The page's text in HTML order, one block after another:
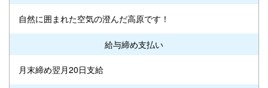
自然に囲まれた空気の澄んだ高原です！
給与締め支払い
月末締め翌月20日支給